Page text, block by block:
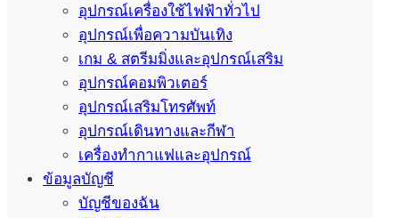
อุปกรณ์เครื่องใช้ไฟฟ้าทั่วไป
อุปกรณ์เพื่อความบันเทิง
เกม & สตรีมมิ่งและอุปกรณ์เสริม
อุปกรณ์คอมพิวเตอร์
อุปกรณ์เสริมโทรศัพท์
อุปกรณ์เดินทางและกีฬา
เครื่องทำกาแฟและอุปกรณ์
ข้อมูลบัญชี
บัญชีของฉัน